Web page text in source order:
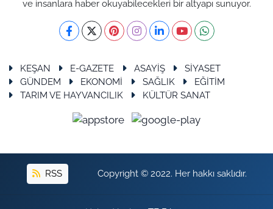
ve insanlara haber okuyabilecekleri bir altyapı sunuyor.
KEŞAN E-GAZETE ASAYİŞ
SİYASET
GÜNDEM
EKONOMİ SAĞLIK
EĞİTİM
TARIM VE HAYVANCILIK
KÜLTÜR SANAT
RSS Copyright © 2022. Her hakkı saklıdır.